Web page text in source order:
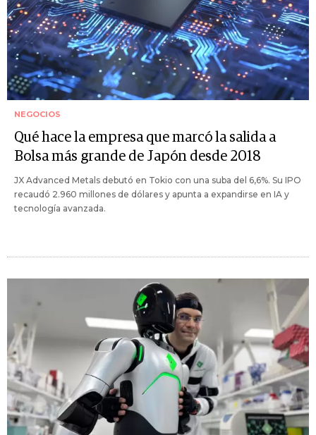
NEGOCIOS
Qué hace la empresa que marcó la salida a
Bolsa más grande de Japón desde 2018
JX Advanced Metals debutó en Tokio con una suba del 6,6%. Su IPO
recaudó 2.960 millones de dólares y apunta a expandirse en IA y
tecnología avanzada.